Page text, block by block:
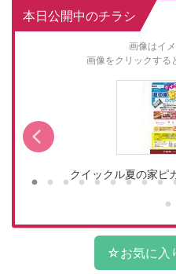
本日公開中のチラシ
画像はイメ
画像をクリックする
クイックル夏の家ピ